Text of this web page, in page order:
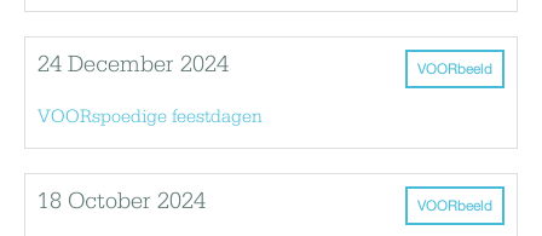
VOORbeeld
24 December 2024
VOORspoedige feestdagen
VOORbeeld
18 October 2024